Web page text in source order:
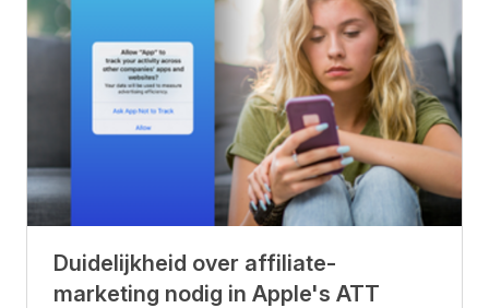
Duidelijkheid over affiliate-
marketing nodig in Apple's ATT